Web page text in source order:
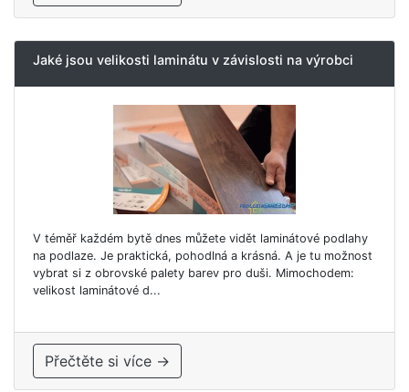
Jaké jsou velikosti laminátu v závislosti na výrobci
V téměř každém bytě dnes můžete vidět laminátové podlahy
na podlaze. Je praktická, pohodlná a krásná. A je tu možnost
vybrat si z obrovské palety barev pro duši. Mimochodem:
velikost laminátové d...
Přečtěte si více →